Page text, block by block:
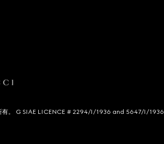
。 G SIAE LICENCE # 2294/I/1936 and 5647/I/1936